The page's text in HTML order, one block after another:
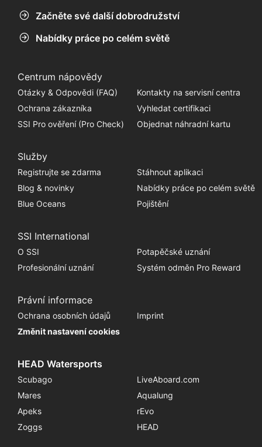
Začněte své další dobrodružství
Nabídky práce po celém světě
Centrum nápovědy
Otázky & Odpovědi (FAQ)
Kontakty na servisní centra
Ochrana zákazníka
Vyhledat certifikaci
SSI Pro ověření (Pro Check)
Objednat náhradní kartu
Služby
Registrujte se zdarma
Stáhnout aplikaci
Blog & novinky
Nabídky práce po celém světě
Blue Oceans
Pojištění
SSI International
O SSI
Potapěčské uznání
Profesionální uznání
Systém odměn Pro Reward
Právní informace
Ochrana osobních údajů
Imprint
Změnit nastavení cookies
HEAD Watersports
Scubago
LiveAboard.com
Mares
Aqualung
Apeks
rEvo
Zoggs
HEAD